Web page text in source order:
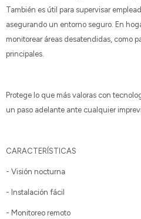
También es útil para supervisar
asegurando un entorno seguro. En
monitorear áreas desatendidas, como
principales.
Protege lo que más valoras con
un paso adelante ante cualquier
CARACTERÍSTICAS
- Visión nocturna
- Instalación fácil
- Monitoreo remoto